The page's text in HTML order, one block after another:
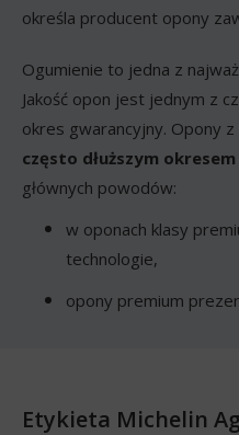
określa producent opony
Ogumienie to jedna z
Jakość opon jest jednym z
okres gwarancyjny. Opony
często dłuższym
głównych powodów:
w oponach klasy
technologie,
opony premium
Etykieta Michelin